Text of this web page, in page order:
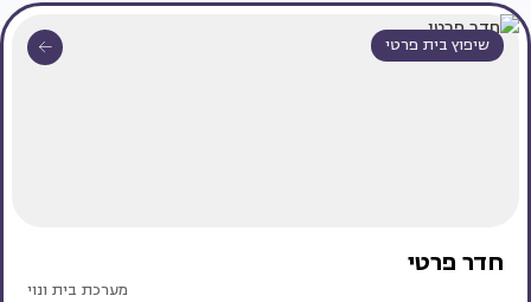
שיפוץ בית פרטי
חדר פרטי
מערכת בית ונוי